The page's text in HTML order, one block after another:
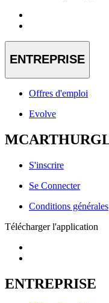
ENTREPRISE
Offres d'emploi
Evolve
S'inscrire
Se Connecter
Conditions générales
Télécharger l'application
ENTREPRISE